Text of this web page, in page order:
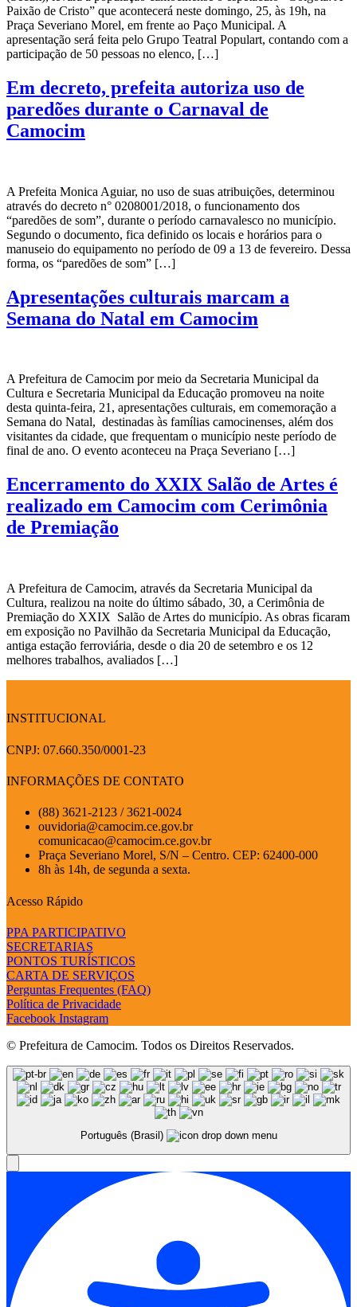
Paixão de Cristo” que acontecerá neste domingo, 25, às 19h, na
Praça Severiano Morel, em frente ao Paço Municipal. A
apresentação será feita pelo Grupo Teatral Populart, contando com a
participação de 50 pessoas no elenco, […]
Em decreto, prefeita autoriza uso de
paredões durante o Carnaval de
Camocim
A Prefeita Monica Aguiar, no uso de suas atribuições, determinou
através do decreto n° 0208001/2018, o funcionamento dos
“paredões de som”, durante o período carnavalesco no município.
Segundo o documento, fica definido os locais e horários para o
manuseio do equipamento no período de 09 a 13 de fevereiro. Dessa
forma, os “paredões de som” […]
Apresentações culturais marcam a
Semana do Natal em Camocim
A Prefeitura de Camocim por meio da Secretaria Municipal da
Cultura e Secretaria Municipal da Educação promoveu na noite
desta quinta-feira, 21, apresentações culturais, em comemoração a
Semana do Natal, destinadas às famílias camocinenses, além dos
visitantes da cidade, que frequentam o município neste período de
final de ano. O evento aconteceu na Praça Severiano […]
Encerramento do XXIX Salão de Artes é
realizado em Camocim com Cerimônia
de Premiação
A Prefeitura de Camocim, através da Secretaria Municipal da
Cultura, realizou na noite do último sábado, 30, a Cerimônia de
Premiação do XXIX Salão de Artes do município. As obras ficaram
em exposição no Pavilhão da Secretaria Municipal da Educação,
antiga estação ferroviária, desde o dia 20 de setembro e os 12
melhores trabalhos, avaliados […]
INSTITUCIONAL
CNPJ: 07.660.350/0001-23
INFORMAÇÕES DE CONTATO
(88) 3621-2123 / 3621-0024
ouvidoria@camocim.ce.gov.br
comunicacao@camocim.ce.gov.br
Praça Severiano Morel, S/N – Centro. CEP: 62400-000
8h às 14h, de segunda a sexta.
Acesso Rápido
PPA PARTICIPATIVO
SECRETARIAS
PONTOS TURÍSTICOS
CARTA DE SERVIÇOS
Perguntas Frequentes (FAQ)
Política de Privacidade
Facebook Instagram
© Prefeitura de Camocim. Todos os Direitos Reservados.
Português (Brasil)